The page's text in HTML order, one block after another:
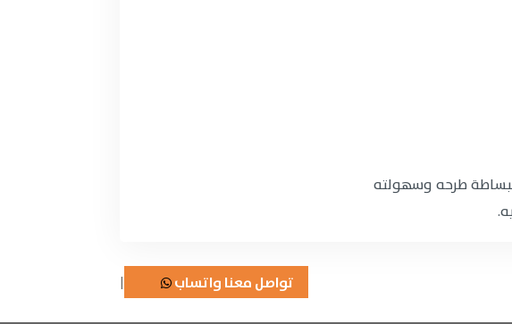
طرحه وسهولته
تواصل معنا واتساب 
|